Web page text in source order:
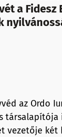
a
az Ordo
vezetője